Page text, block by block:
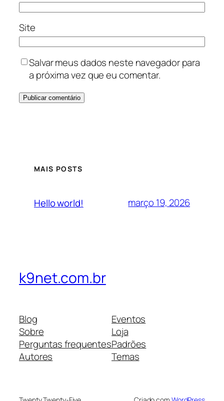
Site
Salvar meus dados neste navegador para
a próxima vez que eu comentar.
MAIS POSTS
Hello world! março 19, 2026
k9net.com.br
Blog
Sobre
Perguntas frequentes
Autores
Eventos
Loja
Padrões
Temas